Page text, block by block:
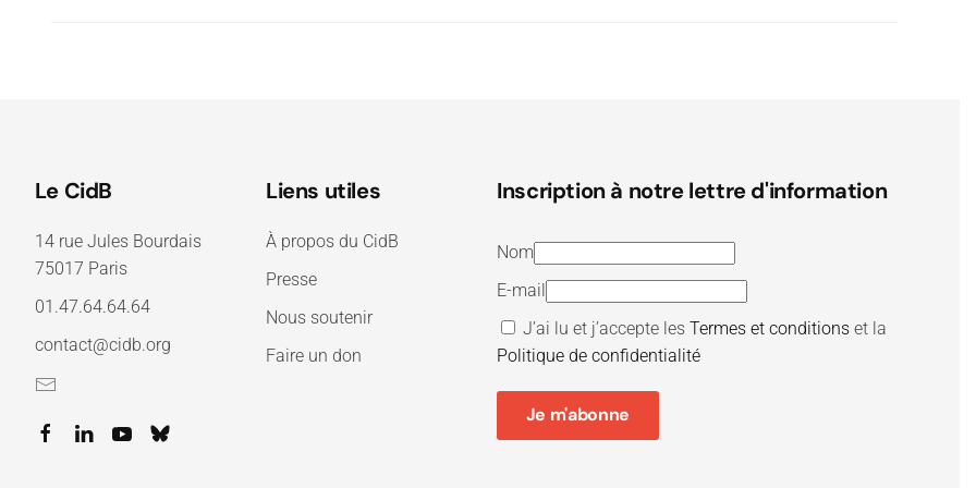
Le CidB
14 rue Jules Bourdais
75017 Paris
01.47.64.64.64
contact@cidb.org
Liens utiles
À propos du CidB
Presse
Nous soutenir
Faire un don
Inscription à notre lettre d'information
Nom
E-mail
J’ai lu et j’accepte lesTermes et conditions et la
Politique de confidentialité
Je m'abonne